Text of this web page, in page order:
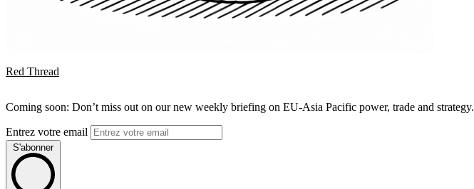
Red Thread
Coming soon: Don’t miss out on our new weekly briefing on EU-Asia Pacific power, trade and strategy.
Entrez votre email
S'abonner